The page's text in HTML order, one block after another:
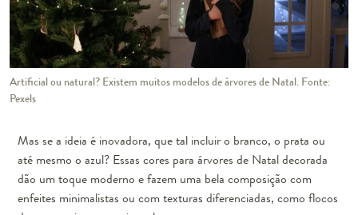
Artificial ou natural? Existem muitos modelos de árvores de Natal. Fonte:
Pexels
Mas se a ideia é inovadora, que tal incluir o branco, o prata ou
até mesmo o azul? Essas cores para árvores de Natal decorada
dão um toque moderno e fazem uma bela composição com
enfeites minimalistas ou com texturas diferenciadas, como flocos